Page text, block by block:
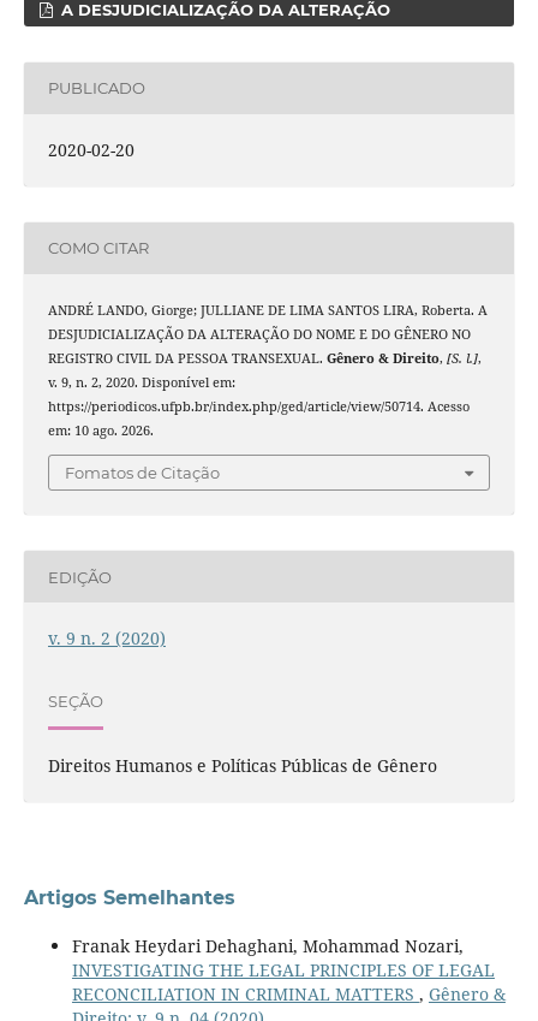
A DESJUDICIALIZAÇÃO DA ALTERAÇÃO
PUBLICADO
2020-02-20
COMO CITAR
ANDRÉ LANDO, Giorge; JULLIANE DE LIMA SANTOS LIRA, Roberta. A
DESJUDICIALIZAÇÃO DA ALTERAÇÃO DO NOME E DO GÊNERO NO
REGISTRO CIVIL DA PESSOA TRANSEXUAL. Gênero & Direito, [S. l.],
v. 9, n. 2, 2020. Disponível em:
https://periodicos.ufpb.br/index.php/ged/article/view/50714. Acesso
em: 10 ago. 2026.
Fomatos de Citação
EDIÇÃO
v. 9 n. 2 (2020)
SEÇÃO
Direitos Humanos e Políticas Públicas de Gênero
Artigos Semelhantes
Franak Heydari Dehaghani, Mohammad Nozari,
INVESTIGATING THE LEGAL PRINCIPLES OF LEGAL
RECONCILIATION IN CRIMINAL MATTERS , Gênero &